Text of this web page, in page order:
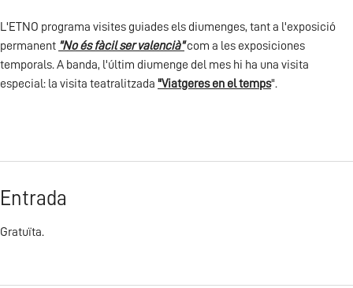
L'ETNO programa visites guiades els diumenges, tant a l'exposició
permanent "No és fàcil ser valencià"com a les exposiciones
temporals. A banda, l'últim diumenge del mes hi ha una visita
especial: la visita teatralitzada "Viatgeres en el temps".
Entrada
Gratuïta.